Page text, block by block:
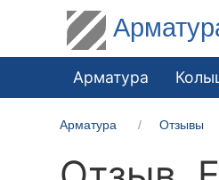
Арматура
Арматура Отзывы